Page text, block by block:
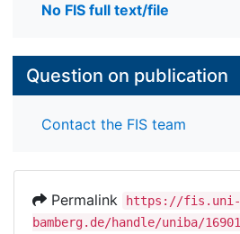
No FIS full text/file
Question on publication
Contact the FIS team
Permalink
https://fis.uni-
bamberg.de/handle/uniba/16901